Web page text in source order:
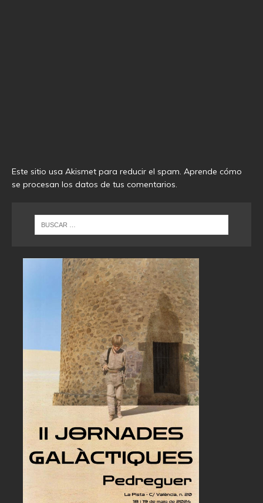
Este sitio usa Akismet para reducir el spam. Aprende cómo
se procesan los datos de tus comentarios.